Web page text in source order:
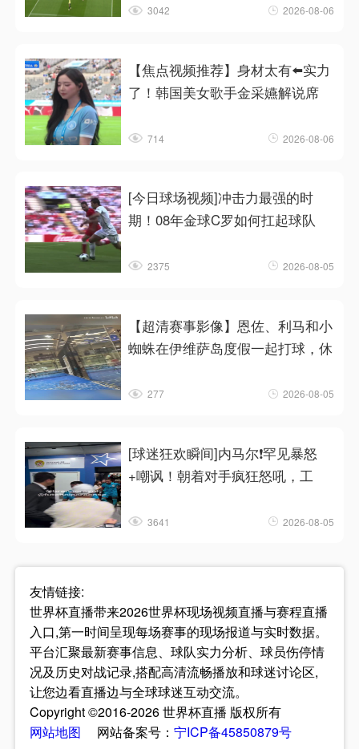
3042 2026-08-06
【焦点视频推荐】身材太有⬅️实力
了！韩国美女歌手金采嬿解说席
714 2026-08-06
[今日球场视频]冲击力最强的时
期！08年金球C罗如何扛起球队
2375 2026-08-05
【超清赛事影像】恩佐、利马和小
蜘蛛在伊维萨岛度假一起打球，休
277 2026-08-05
[球迷狂欢瞬间]内马尔❗罕见暴怒
+嘲讽！朝着对手疯狂怒吼，工
3641 2026-08-05
友情链接:
世界杯直播带来2026世界杯现场视频直播与赛程直播
入口,第一时间呈现每场赛事的现场报道与实时数据。
平台汇聚最新赛事信息、球队实力分析、球员伤停情
况及历史对战记录,搭配高清流畅播放和球迷讨论区,
让您边看直播边与全球球迷互动交流。
Copyright ©2016-2026 世界杯直播 版权所有
网站地图 网站备案号：宁ICP备45850879号